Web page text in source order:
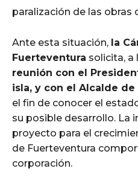
paralización de las obras
Ante esta situación, la
Fuerteventura solicita, a
reunión con el
isla, y con el Alcalde
el fin de conocer el
su posible desarrollo. La
proyecto para el
de Fuerteventura
corporación.